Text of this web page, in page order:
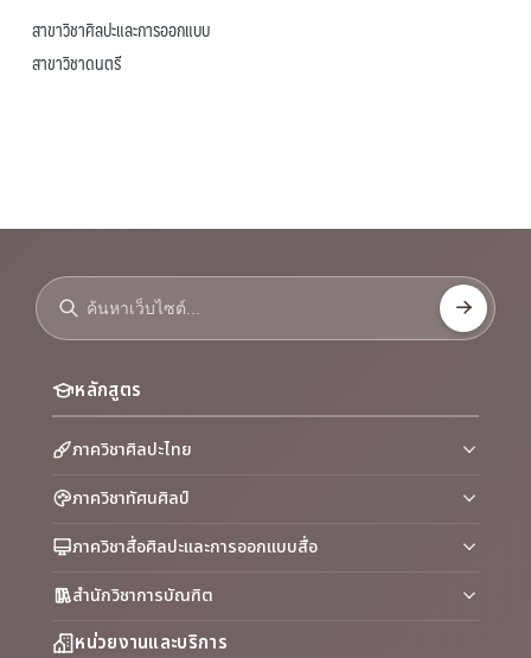
สาขาวิชาศิลปะและการออกแบบ
สาขาวิชาดนตรี
หลักสูตร
ภาควิชาศิลปะไทย
ภาควิชาทัศนศิลป์
ภาควิชาสื่อศิลปะและการออกแบบสื่อ
สำนักวิชาการบัณฑิต
หน่วยงานและบริการ